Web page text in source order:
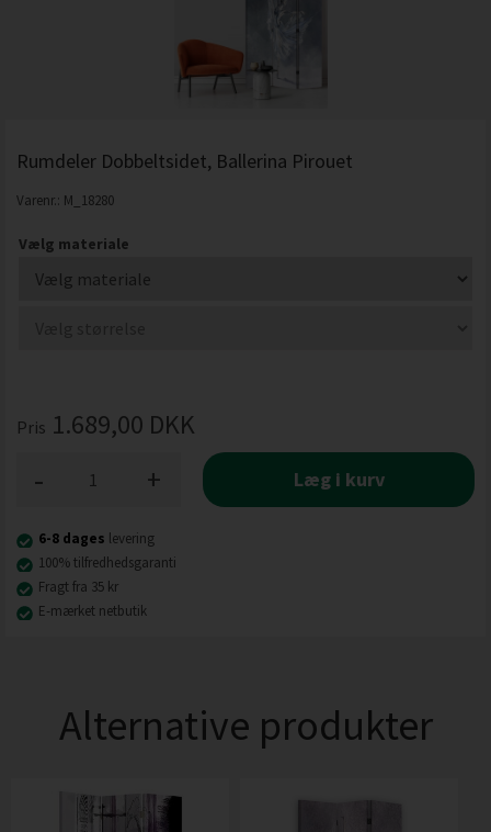
Rumdeler Dobbeltsidet, Ballerina Pirouet
Varenr.: M_18280
Vælg materiale
Pris 1.689,00 DKK
+
- Læg i kurv
6-8 dages levering
100% tilfredhedsgaranti
Fragt fra 35 kr
E-mærket netbutik
Alternative produkter